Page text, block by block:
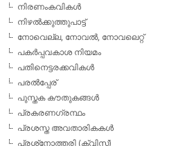
നിരണംകവികള്‍
നിഴല്‍ക്കുത്തുപാട്ട്
നോവെല്ല, നോവല്‍, നോവലെറ്റ്
പകര്‍പ്പവകാശ നിയമം
പതിനെട്ടരക്കവികള്‍
പരല്‍പ്പേര്
പുസ്തക കൗതുകങ്ങള്‍
പ്രകരണഗ്രന്ഥം
പ്രശസ്ത അവതാരികകള്‍
പ്രശ്‌നോത്തരി (ക്വിസ്)